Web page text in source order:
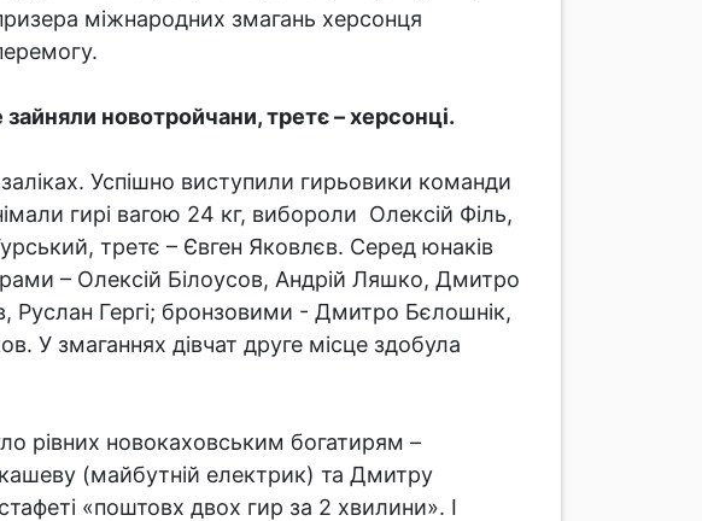
міжнародних змагань херсонця
новотройчани, третє – херсонці.
Успішно виступили гирьовики команди
гирі вагою 24 кг, вибороли Олексій Філь,
третє – Євген Яковлєв. Серед юнаків
– Олексій Білоусов, Андрій Ляшко, Дмитро
Гергі; бронзовими - Дмитро Бєлошнік,
У змаганнях дівчат друге місце здобула
рівних новокаховським богатирям –
(майбутній електрик) та Дмитру
«поштовх двох гир за 2 хвилини». І